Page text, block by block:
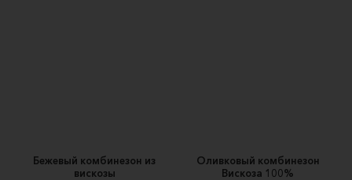
Бежевый комбинезон из
вискозы
Оливковый комбинезон
Вискоза 100%